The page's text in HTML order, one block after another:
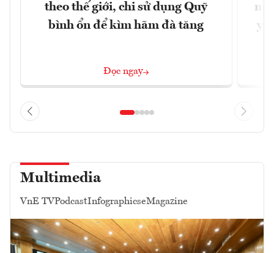
theo thế giới, chi sử dụng Quỹ
bình ổn để kìm hãm đà tăng
Đọc ngay
Multimedia
VnE TVPodcastInfographicseMagazine